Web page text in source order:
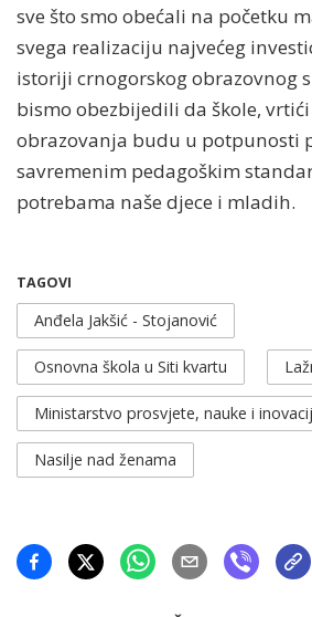
sve što smo obećali na početku
svega realizaciju najvećeg
istoriji crnogorskog obrazovnog
bismo obezbijedili da škole,
obrazovanja budu u potpunosti
savremenim pedagoškim
potrebama naše djece i mladih.
TAGOVI
Anđela Jakšić - Stojanović
Osnovna škola u Siti kvartu
Ministarstvo prosvjete, nauke i
Nasilje nad ženama